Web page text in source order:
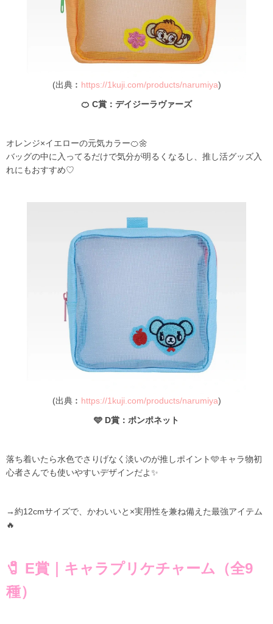
(出典︰ https://1kuji.com/products/narumiya)
🍊 C賞：デイジーラヴァーズ
オレンジ×イエローの元気カラー🍊🌼
バッグの中に入ってるだけで気分が明るくなるし、推し活グッズ入
れにもおすすめ♡
(出典︰ https://1kuji.com/products/narumiya)
🩵 D賞：ポンポネット
落ち着いたら水色でさりげなく淡いのが推しポイント🩵キャラ物初
心者さんでも使いやすいデザインだよ✨
→約12cmサイズで、かわいいと×実用性を兼ね備えた最強アイテム
🔥
🧷 E賞｜キャラプリケチャーム（全9
種）